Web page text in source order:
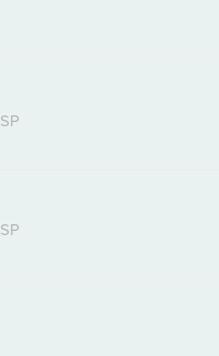
SP
SP